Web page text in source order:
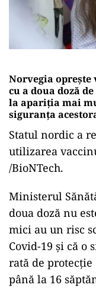
Norvegia opreşte
cu a doua doză
la apariţia mai
siguranţa
Statul nordic a
utilizarea
/BioNTech.
Ministerul
doua doză nu
mici au un risc
Covid-19 şi că o
rată de
până la 16